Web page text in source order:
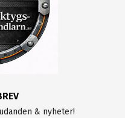
& nyheter!